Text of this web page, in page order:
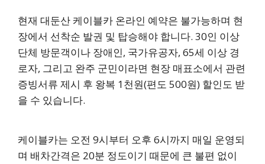
현재 대둔산 케이블카 온라인 예약은 불가능하며 현
장에서 선착순 발권 및 탑승해야 합니다. 30인 이상
단체 방문객이나 장애인, 국가유공자, 65세 이상 경
로자, 그리고 완주 군민이라면 현장 매표소에서 관련
증빙서류 제시 후 왕복 1천원(편도 500원) 할인도 받
을 수 있습니다.
케이블카는 오전 9시부터 오후 6시까지 매일 운영되
며 배차간격은 20분 정도이기 때문에 큰 불편 없이